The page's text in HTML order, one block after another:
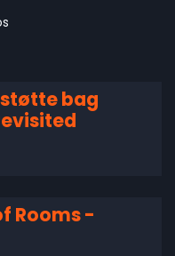
bag
Rooms -